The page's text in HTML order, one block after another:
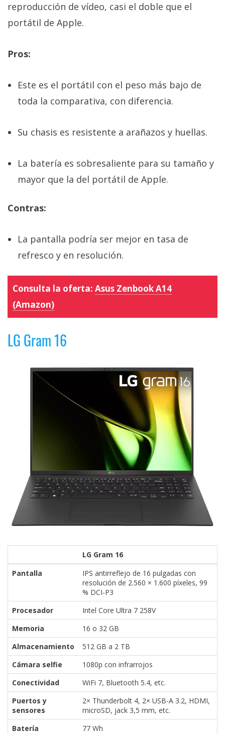
reproducción de vídeo, casi el doble que el
portátil de Apple.
Pros:
Este es el portátil con el peso más bajo de
toda la comparativa, con diferencia.
Su chasis es resistente a arañazos y huellas.
La batería es sobresaliente para su tamaño y
mayor que la del portátil de Apple.
Contras:
La pantalla podría ser mejor en tasa de
refresco y en resolución.
Consulta la oferta: Asus Zenbook A14
(Amazon)
LG Gram 16
LG Gram 16
Pantalla
IPS antirreflejo de 16 pulgadas con
resolución de 2.560 × 1.600 píxeles, 99
% DCI-P3
Procesador
Intel Core Ultra 7 258V
Memoria
16 o 32 GB
Almacenamiento
512 GB a 2 TB
Cámara selfie
1080p con infrarrojos
Conectividad
WiFi 7, Bluetooth 5.4, etc.
Puertos y
sensores
2× Thunderbolt 4, 2× USB-A 3.2, HDMI,
microSD, jack 3,5 mm, etc.
Batería
77 Wh